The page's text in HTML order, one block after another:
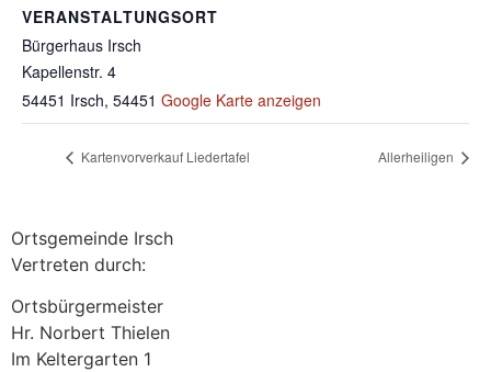
VERANSTALTUNGSORT
Bürgerhaus Irsch
Kapellenstr. 4
54451 Irsch, 54451 Google Karte anzeigen
Kartenvorverkauf Liedertafel Allerheiligen
Ortsgemeinde Irsch
Vertreten durch:
Ortsbürgermeister
Hr. Norbert Thielen
Im Keltergarten 1